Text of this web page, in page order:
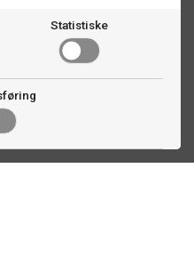
Statistiske